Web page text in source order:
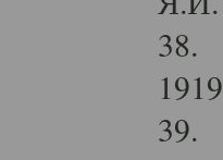
38.
39.